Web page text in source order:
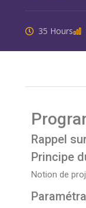
35 Hours
Rappel
Principe
Notion de